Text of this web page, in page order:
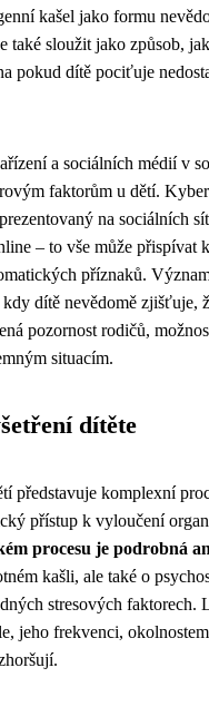
kašel jako formu
také sloužit jako způsob,
pokud dítě pociťuje
a sociálních médií v
faktorům u dětí.
na sociálních
– to vše může přispívat k
příznaků.
kdy dítě nevědomě zjišťuje,
pozornost rodičů,
situacím.
dítěte
představuje komplexní
přístup k vyloučení
procesu je podrobná
kašli, ale také o
stresových faktorech.
jeho frekvenci,